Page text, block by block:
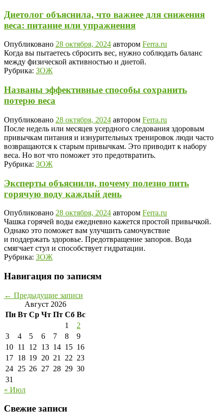
Диетолог объяснила, что важнее для снижения
веса: питание или упражнения
Опубликовано 28 октября, 2024 автором Ferra.ru
Когда вы пытаетесь сбросить вес, нужно соблюдать баланс
между физической активностью и диетой.
Рубрика: ЗОЖ
Названы эффективные способы сохранить
потерю веса
Опубликовано 28 октября, 2024 автором Ferra.ru
После недель или месяцев усердного следования здоровым
привычкам питания и изнурительных тренировок люди часто
возвращаются к старым привычкам. Это приводит к набору
веса. Но вот что поможет это предотвратить.
Рубрика: ЗОЖ
Эксперты объяснили, почему полезно пить
горячую воду каждый день
Опубликовано 28 октября, 2024 автором Ferra.ru
Чашка горячей воды ежедневно кажется простой привычкой.
Однако это поможет вам улучшить самочувствие
и поддержать здоровье. Предотвращение запоров. Вода
смягчает стул и способствует гидратации.
Рубрика: ЗОЖ
Навигация по записям
← Предыдущие записи
Август 2026
Пн Вт Ср Чт Пт Сб Вс
1
2
3
4 5 6 7 8
9
10 11 12 13 14 15 16
17 18 19 20 21 22 23
24 25 26 27 28 29 30
31
« Июл
Свежие записи